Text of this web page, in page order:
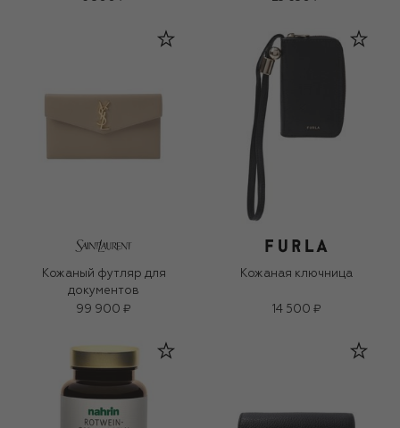
Кожаный футляр для
документов
99 900 ₽
Кожаная ключница
14 500 ₽